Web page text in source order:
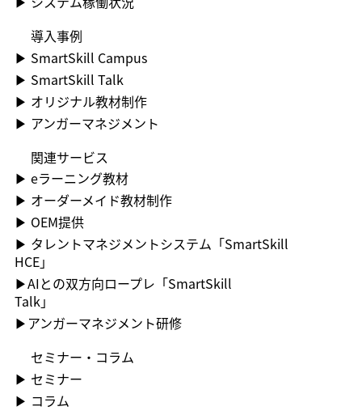
​導入事例
▶​ SmartSkill Campus
▶​ SmartSkill Talk
▶​ オリジナル教材制作
▶​ アンガーマネジメント
関連サービス
▶ ︎eラーニング教材
▶ ︎オーダーメイド教材制作
▶ OEM提供
▶ ︎タレントマネジメントシステム「SmartSkill
HCE」
▶AIとの双方向ロープレ「SmartSkill
Talk」
​▶アンガーマネジメント研修
セミナー・コラム
▶ ︎セミナー
▶ コラム